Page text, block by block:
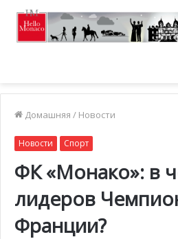
Домашняя / Новости
Новости Спорт
ФК «Монако»: в
лидеров
Франции?